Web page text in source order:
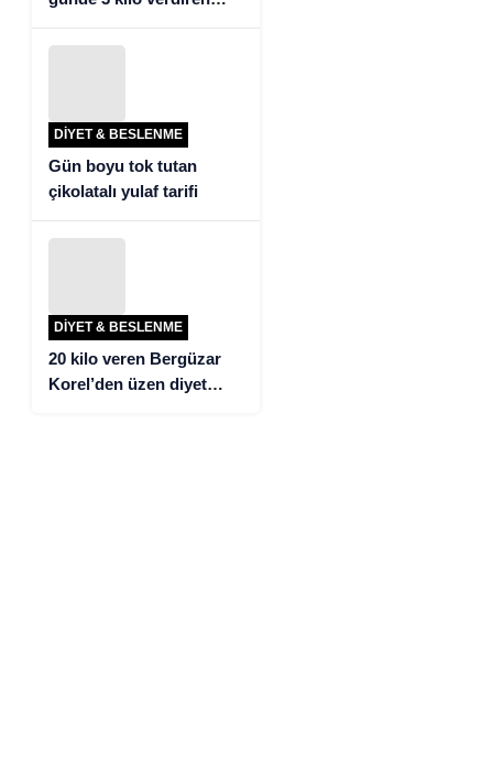
detoks tarifi!
DIYET & BESLENME
Gün boyu tok tutan
çikolatalı yulaf tarifi
DIYET & BESLENME
20 kilo veren Bergüzar
Korel’den üzen diyet